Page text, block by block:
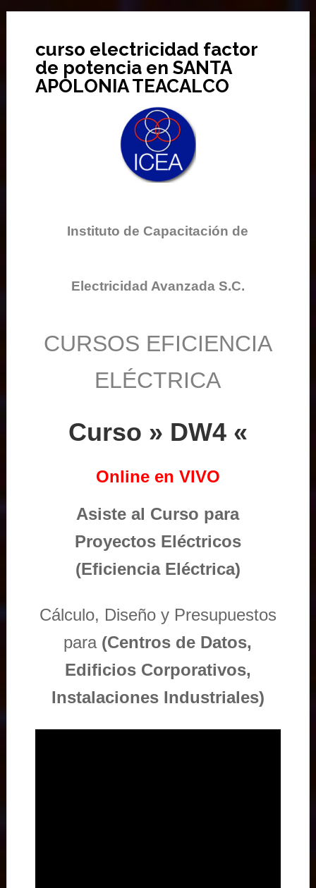
curso electricidad factor
de potencia en SANTA
APOLONIA TEACALCO
Instituto de Capacitación de
Electricidad Avanzada S.C.
CURSOS EFICIENCIA
ELÉCTRICA
Curso » DW4 «
Online en VIVO
Asiste al Curso para
Proyectos Eléctricos
(Eficiencia Eléctrica)
Cálculo, Diseño y Presupuestos
para (Centros de Datos,
Edificios Corporativos,
Instalaciones Industriales)